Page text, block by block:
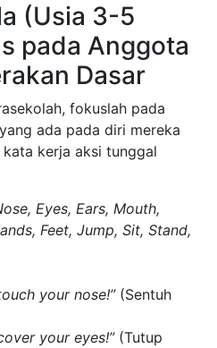
(Usia 3-5
pada Anggota
Dasar
fokuslah pada
ada pada diri mereka
kata kerja aksi tunggal
Eyes, Ears, Mouth,
Feet, Jump, Sit, Stand,
your nose!”(Sentuh
your eyes!”(Tutup